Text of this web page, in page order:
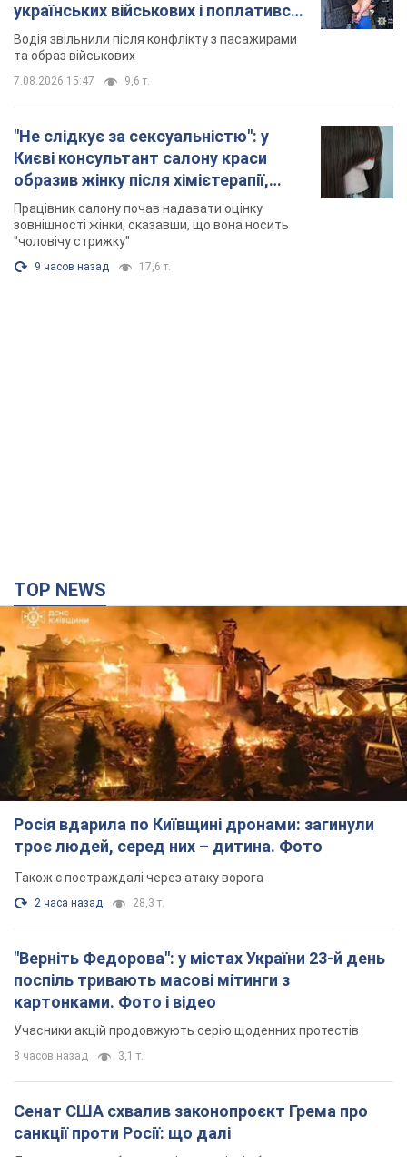
українських військових і поплатився.
Відео
Водія звільнили після конфлікту з пасажирами
та образ військових
7.08.2026 15:47 9,6 т.
"Не слідкує за сексуальністю": у
Києві консультант салону краси
образив жінку після хімієтерапії,
розгорівся скандал. Фото
Працівник салону почав надавати оцінку
зовнішності жінки, сказавши, що вона носить
"чоловічу стрижку"
9 часов назад 17,6 т.
TOP NEWS
Росія вдарила по Київщині дронами: загинули
троє людей, серед них – дитина. Фото
Також є постраждалі через атаку ворога
2 часа назад 28,3 т.
"Верніть Федорова": у містах України 23-й день
поспіль тривають масові мітинги з
картонками. Фото і відео
Учасники акцій продовжують серію щоденних протестів
8 часов назад 3,1 т.
Сенат США схвалив законопроєкт Грема про
санкції проти Росії: що далі